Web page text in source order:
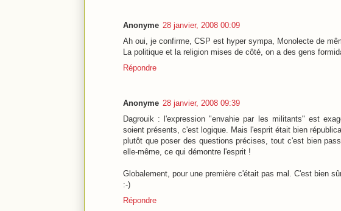
Anonyme 28 janvier, 2008 00:09
Ah oui, je confirme, CSP est hyper sympa, Monolecte de
La politique et la religion mises de côté, on a des gens
Répondre
Anonyme 28 janvier, 2008 09:39
Dagrouik : l'expression "envahie par les militants" est
soient présents, c'est logique. Mais l'esprit était bien
plutôt que poser des questions précises, tout c'est bien
elle-même, ce qui démontre l'esprit !
Globalement, pour une première c'était pas mal. C'est bien
:-)
Répondre